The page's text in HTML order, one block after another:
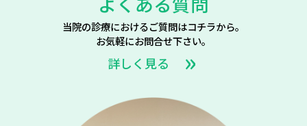
当院の診療におけるご質問はコチラから。
お気軽にお問合せ下さい。
詳しく見る